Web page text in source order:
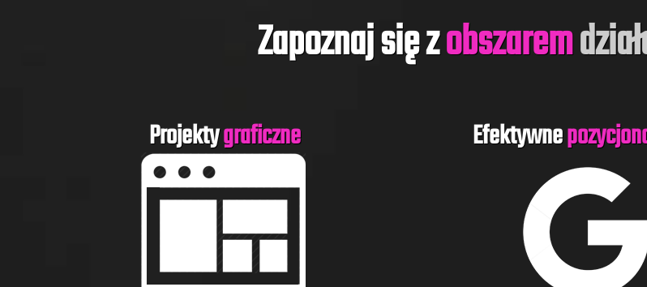
Zapoznaj się zobszarem
Projektygraficzne Efektywne